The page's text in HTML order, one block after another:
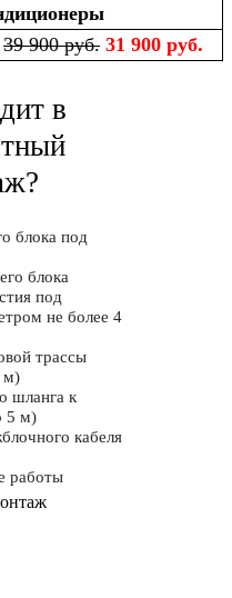
39 900 руб. 31 900 руб.
в
блока под
блока
под
не более 4
трассы
м)
шланга к
5 м)
кабеля
работы